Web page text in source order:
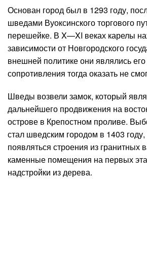
Основан город был в 1293 году,
шведами Вуоксинского торгового
перешейке. В X—XI веках карелы
зависимости от Новгородского
внешней политике они являлись
сопротивления тогда оказать не
Шведы возвели замок, который
дальнейшего продвижения на
острове в Крепостном проливе.
стал шведским городом в 1403
появляться строения из
каменные помещения на первых
надстройки из дерева.